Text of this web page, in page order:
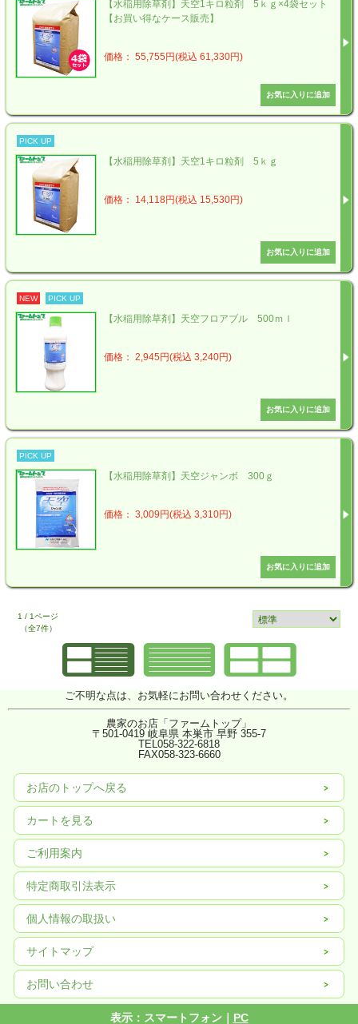
【水稲用除草剤】天空1キロ粒剤 5ｋｇ×4袋セット
【お買い得なケース販売】
価格： 55,755円(税込 61,330円)
PICK UP
【水稲用除草剤】天空1キロ粒剤 5ｋｇ
価格： 14,118円(税込 15,530円)
NEW PICK UP
【水稲用除草剤】天空フロアブル 500ｍｌ
価格： 2,945円(税込 3,240円)
PICK UP
【水稲用除草剤】天空ジャンボ 300ｇ
価格： 3,009円(税込 3,310円)
1 / 1ページ
（全7件）
ご不明な点は、お気軽にお問い合わせください。
農家のお店「ファームトップ」
〒501-0419 岐阜県 本巣市 早野 355-7
TEL058-322-6818
FAX058-323-6660
お店のトップへ戻る
カートを見る
ご利用案内
特定商取引法表示
個人情報の取扱い
サイトマップ
お問い合わせ
表示：スマートフォン｜ PC